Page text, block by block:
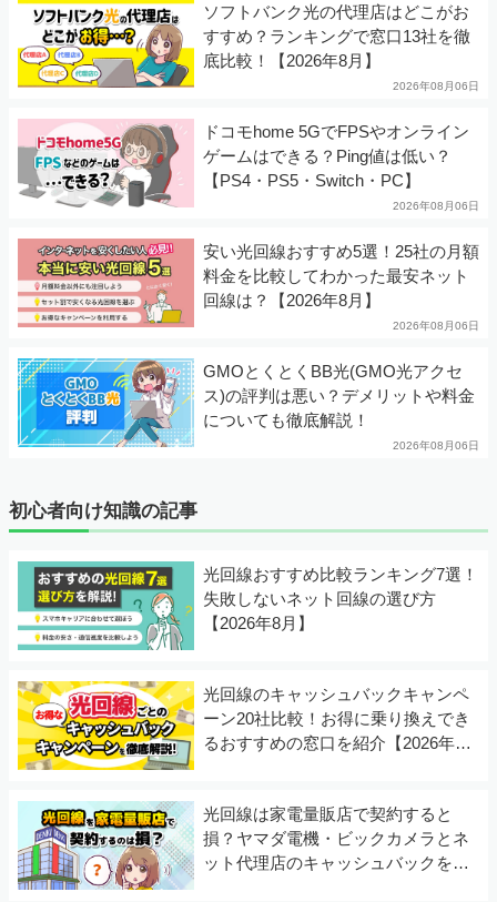
ソフトバンク光の代理店はどこがお
すすめ？ランキングで窓口13社を徹
底比較！【2026年8月】
2026年08月06日
ドコモhome 5GでFPSやオンライン
ゲームはできる？Ping値は低い？
【PS4・PS5・Switch・PC】
2026年08月06日
安い光回線おすすめ5選！25社の月額
料金を比較してわかった最安ネット
回線は？【2026年8月】
2026年08月06日
GMOとくとくBB光(GMO光アクセ
ス)の評判は悪い？デメリットや料金
についても徹底解説！
2026年08月06日
初心者向け知識の記事
光回線おすすめ比較ランキング7選！
失敗しないネット回線の選び方
【2026年8月】
光回線のキャッシュバックキャンペ
ーン20社比較！お得に乗り換えでき
るおすすめの窓口を紹介【2026年8
光回線は家電量販店で契約すると
損？ヤマダ電機・ビックカメラとネ
ット代理店のキャッシュバックを徹